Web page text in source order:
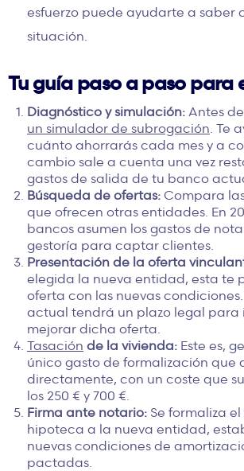
esfuerzo puede ayudarte a saber
situación.
Tu guía paso a paso para
Diagnóstico y simulación: Antes
un simulador de subrogación . Te
cuánto ahorrarás cada mes y a
cambio sale a cuenta una vez
gastos de salida de tu banco
Búsqueda de ofertas: Compara
que ofrecen otras entidades. En
bancos asumen los gastos de
gestoría para captar clientes.
Presentación de la oferta
elegida la nueva entidad, esta te
oferta con las nuevas
actual tendrá un plazo legal para
mejorar dicha oferta.
Tasación de la vivienda: Este es,
único gasto de formalización que
directamente, con un coste que
los 250 € y 700 €.
Firma ante notario: Se formaliza
hipoteca a la nueva entidad,
nuevas condiciones de
pactadas.